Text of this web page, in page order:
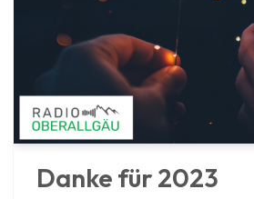
Danke für 2023